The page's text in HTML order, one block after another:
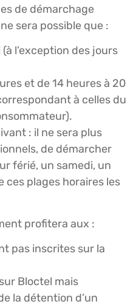
de démarchage
sera possible que :
l’exception des jours
et de 14 heures à 20
à celles du
: il ne sera plus
de démarcher
férié, un samedi, un
ces plages horaires les
profitera aux :
pas inscrites sur la
Bloctel mais
la détention d’un